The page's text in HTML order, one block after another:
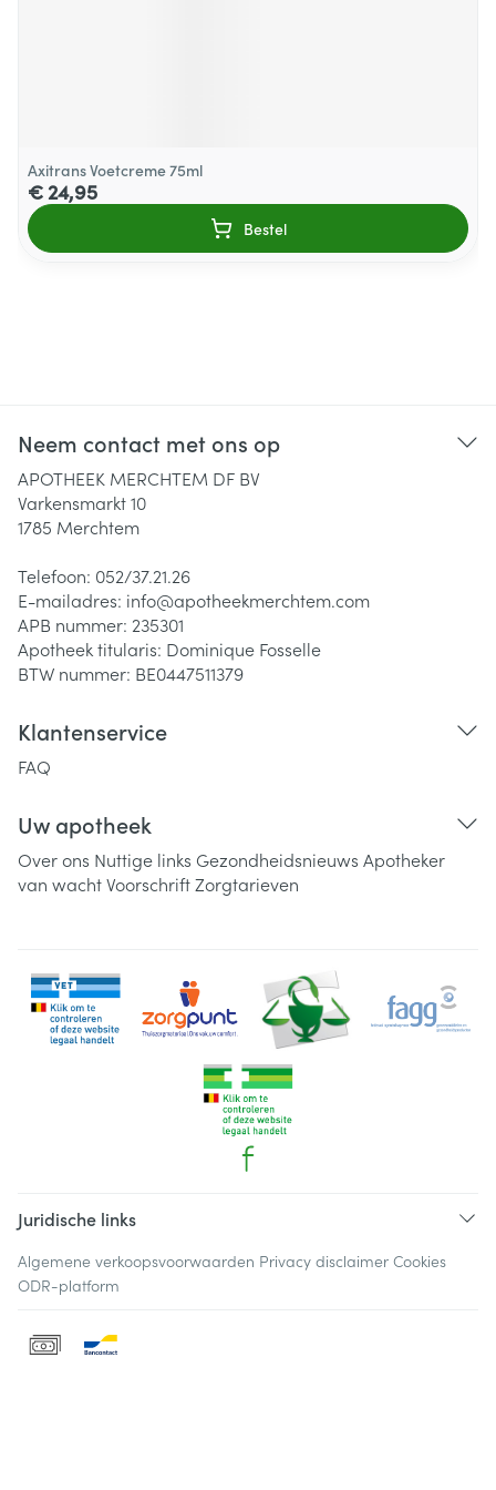
Axitrans Voetcreme 75ml
€ 24,95
Bestel
Neem contact met ons op
APOTHEEK MERCHTEM DF BV
Varkensmarkt 10
1785 Merchtem
Telefoon: 052/37.21.26
E-mailadres: info@apotheekmerchtem.com
APB nummer: 235301
Apotheek titularis: Dominique Fosselle
BTW nummer: BE0447511379
Klantenservice
FAQ
Uw apotheek
Over ons Nuttige links Gezondheidsnieuws Apotheker
van wachtVoorschriftZorgtarieven
Juridische links
Algemene verkoopsvoorwaarden Privacy disclaimer Cookies
ODR-platform